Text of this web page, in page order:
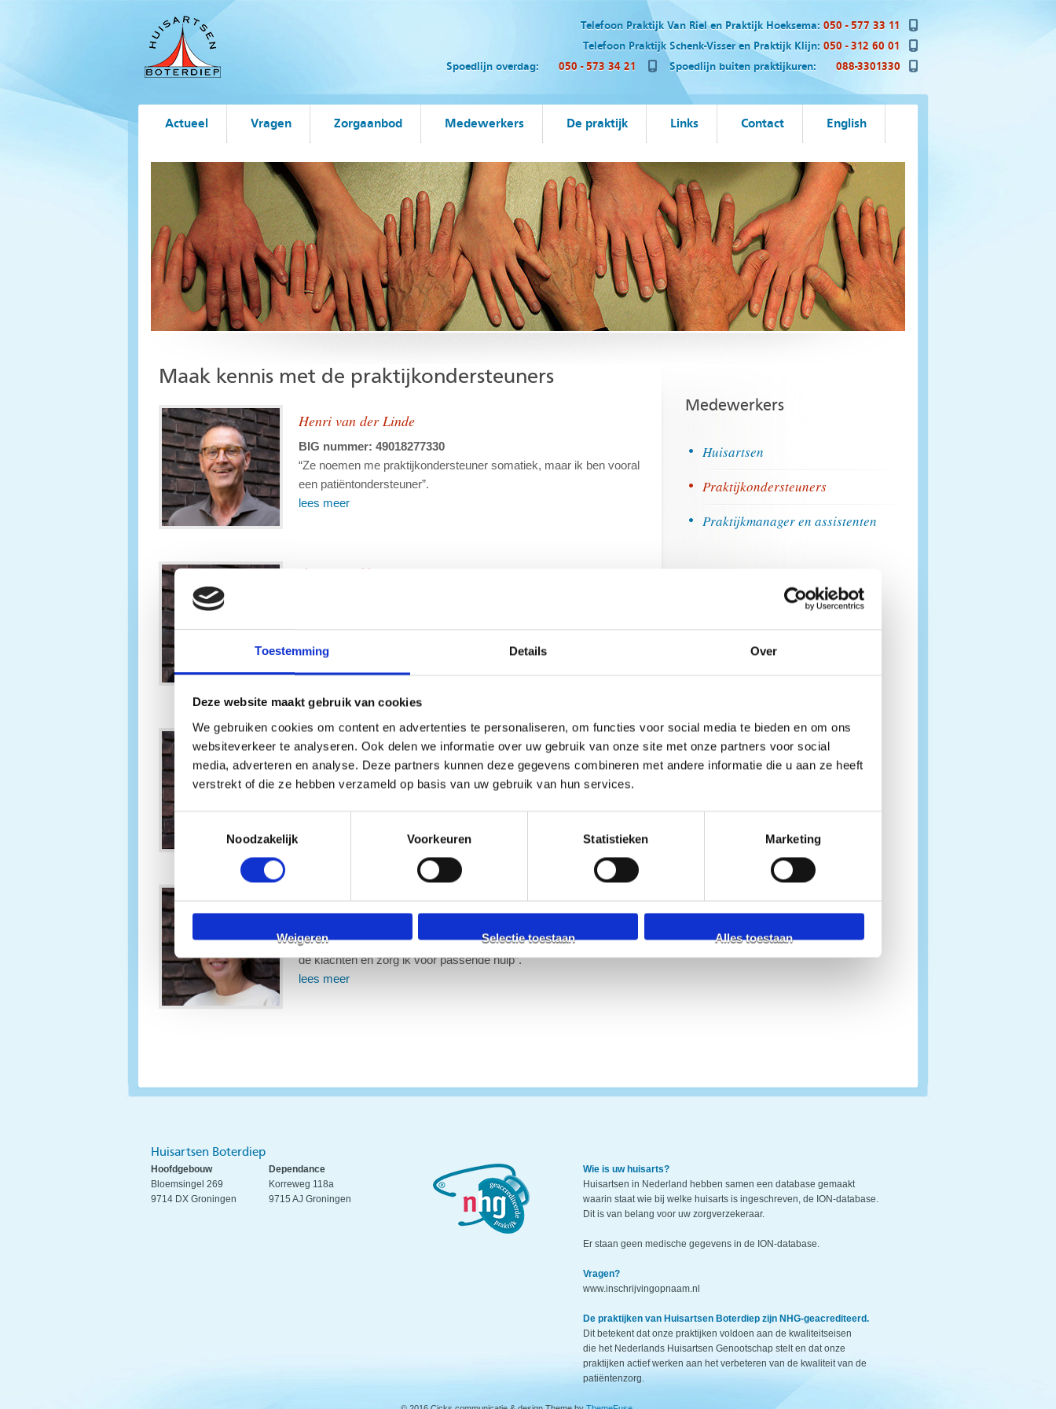
Toestemming Details Over
Deze website maakt gebruik van cookies
We gebruiken cookies om content en advertenties te personaliseren, om functies voor social media te bieden en om ons
websiteverkeer te analyseren. Ook delen we informatie over uw gebruik van onze site met onze partners voor social
media, adverteren en analyse. Deze partners kunnen deze gegevens combineren met andere informatie die u aan ze heeft
verstrekt of die ze hebben verzameld op basis van uw gebruik van hun services.
Toestemmingsselectie
Noodzakelijk
Voorkeuren Statistieken Marketing
Weigeren Selectie toestaan Alles toestaan
Telefoon Praktijk Van Riel en Praktijk Hoeksema: 050 - 577 33 11
Telefoon Praktijk Schenk-Visser en Praktijk Klijn: 050 - 312 60 01
Spoedlijn overdag:
050 - 573 34 21 Spoedlijn buiten praktijkuren: 088-3301330
Actueel Vragen Zorgaanbod Medewerkers De praktijk Links Contact English
Maak kennis met de praktijkondersteuners
Henri van der Linde
BIG nummer: 49018277330
“Ze noemen me praktijkondersteuner somatiek, maar ik ben vooral
een patiëntondersteuner”.
lees meer
Ilona Broekhuijse
lees meer
Christie van Kapel
BIG nummer: 19019074830
”Als praktijkondersteuner GGZ zoek ik samen met de patiënt naar
Nina Diepeveen
“Als praktijkondersteuner GGZ onderzoek ik samen met de patiënt
de klachten en zorg ik voor passende hulp”.
lees meer
Medewerkers
Huisartsen
Praktijkondersteuners
Praktijkmanager en assistenten
Huisartsen Boterdiep
Hoofdgebouw
Bloemsingel 269
9714 DX Groningen
Dependance
Korreweg 118a
9715 AJ Groningen
Wie is uw huisarts?
Huisartsen in Nederland hebben samen een database gemaakt
waarin staat wie bij welke huisarts is ingeschreven, de ION-database.
Dit is van belang voor uw zorgverzekeraar.
Er staan geen medische gegevens in de ION-database.
Vragen?
www.inschrijvingopnaam.nl
De praktijken van Huisartsen Boterdiep zijn NHG-geacrediteerd.
Dit betekent dat onze praktijken voldoen aan de kwaliteitseisen
die het Nederlands Huisartsen Genootschap stelt en dat onze
praktijken actief werken aan het verbeteren van de kwaliteit van de
patiëntenzorg.